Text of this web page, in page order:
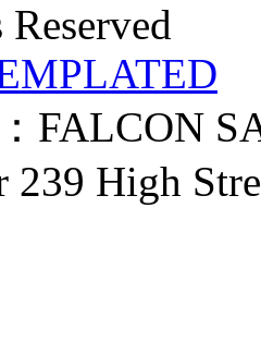
FALCON
239 High